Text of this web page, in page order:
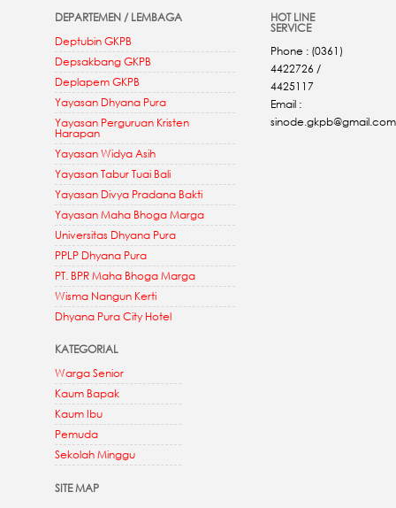
DEPARTEMEN / LEMBAGA
Deptubin GKPB
Depsakbang GKPB
Deplapem GKPB
Yayasan Dhyana Pura
Yayasan Perguruan Kristen
Harapan
Yayasan Widya Asih
Yayasan Tabur Tuai Bali
Yayasan Divya Pradana Bakti
Yayasan Maha Bhoga Marga
Universitas Dhyana Pura
PPLP Dhyana Pura
PT. BPR Maha Bhoga Marga
Wisma Nangun Kerti
Dhyana Pura City Hotel
KATEGORIAL
Warga Senior
Kaum Bapak
Kaum Ibu
Pemuda
Sekolah Minggu
SITE MAP
HOT LINE
SERVICE
Phone : (0361)
4422726 /
4425117
Email :
sinode.gkpb@gmail.com